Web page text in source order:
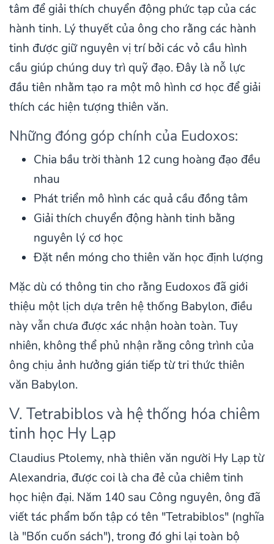
tâm để giải thích chuyển động phức tạp của các
hành tinh. Lý thuyết của ông cho rằng các hành
tinh được giữ nguyên vị trí bởi các vỏ cầu hình
cầu giúp chúng duy trì quỹ đạo. Đây là nỗ lực
đầu tiên nhằm tạo ra một mô hình cơ học để giải
thích các hiện tượng thiên văn.
Những đóng góp chính của Eudoxos:
Chia bầu trời thành 12 cung hoàng đạo đều
nhau
Phát triển mô hình các quả cầu đồng tâm
Giải thích chuyển động hành tinh bằng
nguyên lý cơ học
Đặt nền móng cho thiên văn học định lượng
Mặc dù có thông tin cho rằng Eudoxos đã giới
thiệu một lịch dựa trên hệ thống Babylon, điều
này vẫn chưa được xác nhận hoàn toàn. Tuy
nhiên, không thể phủ nhận rằng công trình của
ông chịu ảnh hưởng gián tiếp từ tri thức thiên
văn Babylon.
V. Tetrabiblos và hệ thống hóa chiêm
tinh học Hy Lạp
Claudius Ptolemy, nhà thiên văn người Hy Lạp từ
Alexandria, được coi là cha đẻ của chiêm tinh
học hiện đại. Năm 140 sau Công nguyên, ông đã
viết tác phẩm bốn tập có tên "Tetrabiblos" (nghĩa
là "Bốn cuốn sách"), trong đó ghi lại toàn bộ